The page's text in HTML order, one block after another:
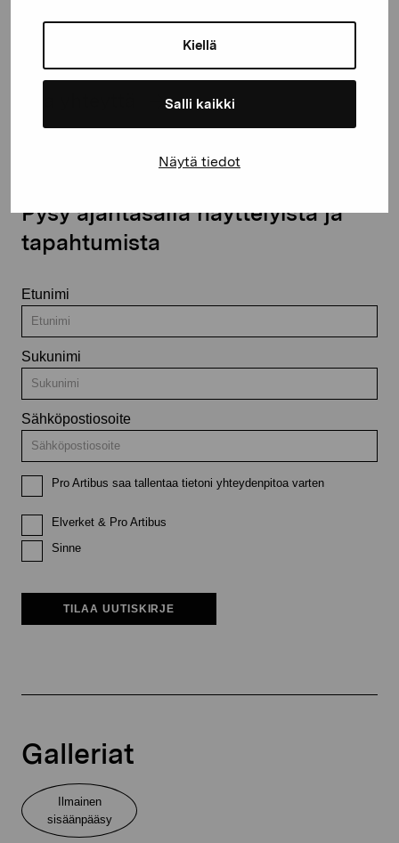
Kiellä
Salli kaikki
Näytä tiedot
Pysy ajantasalla näyttelyistä ja
tapahtumista
Etunimi
Sukunimi
Sähköpostiosoite
Pro Artibus saa tallentaa tietoni yhteydenpitoa varten
Elverket & Pro Artibus
Sinne
TILAA UUTISKIRJE
Galleriat
Ilmainen
sisäänpääsy